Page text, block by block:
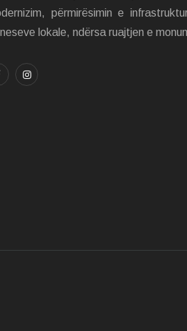
përmirësimin e
lokale, ndërsa ruajtjen e